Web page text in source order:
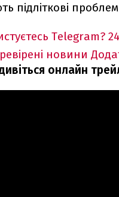
підліткові
Telegram?
новини
онлайн